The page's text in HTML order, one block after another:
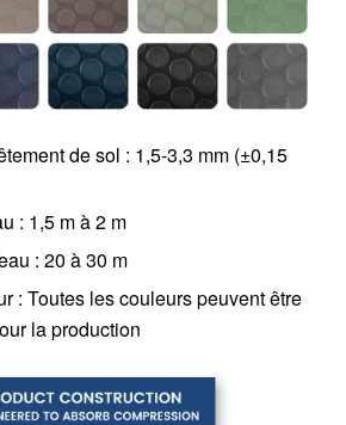
de sol : 1,5-3,3 mm (±0,15
: 1,5 m à 2 m
: 20 à 30 m
: Toutes les couleurs peuvent être
la production